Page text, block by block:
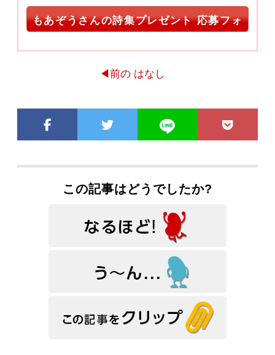
もあぞうさんの詩集プレゼント 応募フォ
ーム
◀前の はなし
この記事はどうでしたか?